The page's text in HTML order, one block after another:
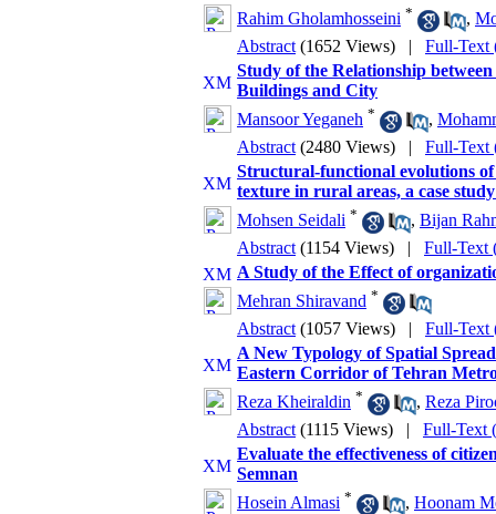
Rahim Gholamhosseini * ,
Abstract (1652 Views) | Full-Text
Study of the Relationship
Buildings and City
Mansoor Yeganeh * ,
Abstract (2480 Views) | Full-Text
Structural-functional evolutions
texture in rural areas, a case
Mohsen Seidali * , Bijan
Abstract (1154 Views) | Full-Text
A Study of the Effect of
Mehran Shiravand *
Abstract (1057 Views) | Full-Text
A New Typology of Spatial
Eastern Corridor of Tehran
Reza Kheiraldin * , Reza
Abstract (1115 Views) | Full-Text
Evaluate the effectiveness of
Semnan
Hosein Almasi * , Hoonam